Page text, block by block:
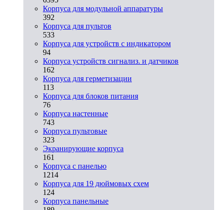
Корпуса для модульной аппаратуры
392
Корпуса для пультов
533
Корпуса для устройств с индикатором
94
Корпуса устройств сигнализ. и датчиков
162
Корпуса для герметизации
113
Корпуса для блоков питания
76
Корпуса настенные
743
Корпуса пультовые
323
Экранирующие корпуса
161
Корпуса с панелью
1214
Корпуса для 19 дюймовых схем
124
Корпуса панельные